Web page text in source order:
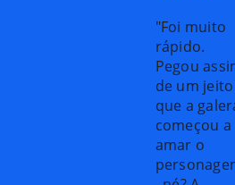
"Foi muito
rápido.
Pegou
de um jeito
que a
começou a
amar o